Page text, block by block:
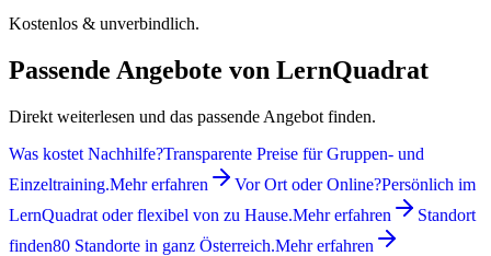
Kostenlos & unverbindlich.
Passende Angebote von LernQuadrat
Direkt weiterlesen und das passende Angebot finden.
Was kostet Nachhilfe?Transparente Preise für Gruppen- und
Einzeltraining.Mehr erfahren Vor Ort oder Online?Persönlich im
LernQuadrat oder flexibel von zu Hause.Mehr erfahren
Standort
finden80 Standorte in ganz Österreich.Mehr erfahren